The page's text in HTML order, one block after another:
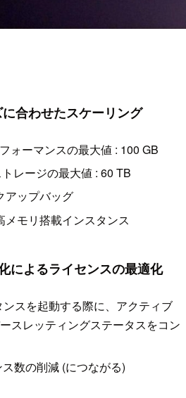
合わせたスケーリング
ォーマンスの最大値 : 100 GB
レージの最大値 : 60 TB
アップバッグ
モリ搭載インスタンス
によるライセンスの最適化
スを起動する際に、アクティブ
スレッティングステータスをコン
数の削減 (につながる)